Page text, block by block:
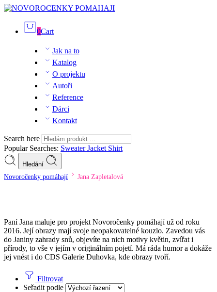
0Cart
Jak na to
Katalog
O projektu
Autoři
Reference
Dárci
Kontakt
Search here
Popular Searches: SweaterJacket Shirt
Hledání
Novoročenky pomáhají Jana Zapletalová
Paní Jana maluje pro projekt Novoročenky pomáhají už od roku
2016. Její obrazy mají svoje neopakovatelné kouzlo. Zavedou vás
do Janiny zahrady snů, objevíte na nich motivy květin, zvířat i
přírody, to vše v jejím v originálním pojetí. Má ráda humor a dokáže
jej vnést i do CDS Galerie Duhovka, kde obrazy tvoří.
Filtrovat
Seřadit podle